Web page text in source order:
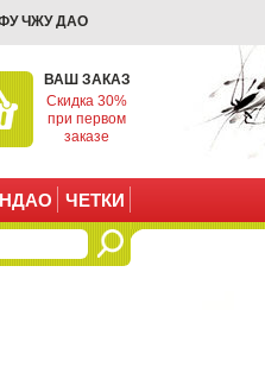
ЧЖУ ДАО
ВАШ ЗАКАЗ
Скидка 30%
при первом
заказе
ЧЕТКИ